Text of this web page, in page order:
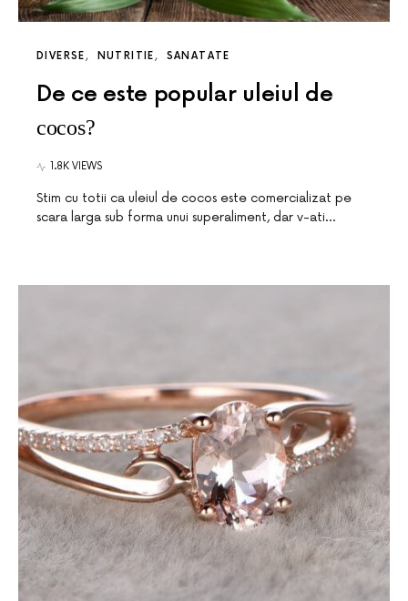
DIVERSE NUTRITIE SANATATE
De ce este popular uleiul de
cocos?
1.8K VIEWS
Stim cu totii ca uleiul de cocos este comercializat pe
scara larga sub forma unui superaliment, dar v-ati…